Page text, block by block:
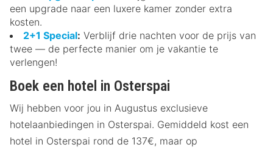
een upgrade naar een luxere kamer zonder extra
kosten.
2+1 Special: Verblijf drie nachten voor de prijs van
twee — de perfecte manier om je vakantie te
verlengen!
Boek een hotel in Osterspai
Wij hebben voor jou in Augustus exclusieve
hotelaanbiedingen in Osterspai. Gemiddeld kost een
hotel in Osterspai rond de 137€, maar op